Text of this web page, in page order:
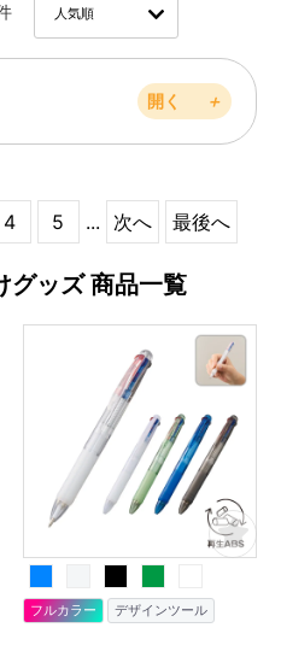
開く ＋
4 5 ... 次へ 最後へ
グッズ 商品一覧
フルカラー デザインツール